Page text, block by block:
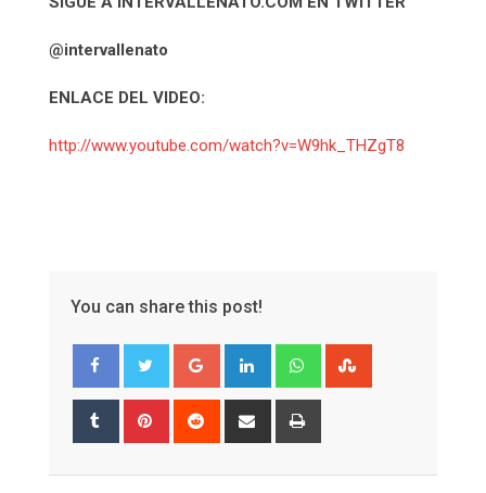
@intervallenato
ENLACE DEL VIDEO:
http://www.youtube.com/watch?v=W9hk_THZgT8
You can share this post!
Google+ LinkedIn Whatsapp
Tumblr Pinterest Reddit
Share